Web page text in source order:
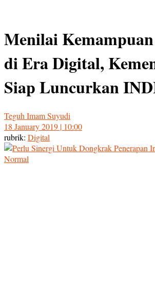
Menilai
di Era Digital,
Siap Luncurkan
Teguh Imam Suyudi
18 January 2019 | 10:00
rubrik: Digital